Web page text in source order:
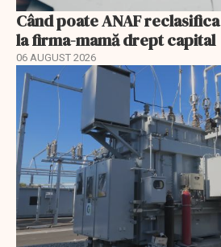
Când poate ANAF
la firma-mamă drept capital
06 AUGUST 2026